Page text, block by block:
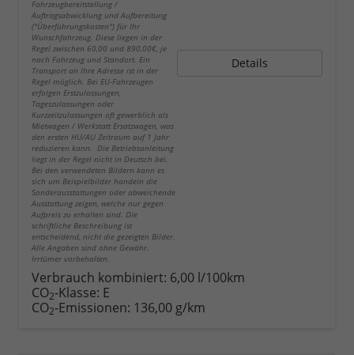
Fahrzeugbereitstellung /
Auftragsabwicklung und Aufbereitung
("Überführungskosten") für Ihr
Wunschfahrzeug. Diese liegen in der
Regel zwischen 60,00 und 890,00€, je
nach Fahrzeug und Standort. Ein
Transport an Ihre Adresse ist in der
Regel möglich. Bei EU-Fahrzeugen
erfolgen Erstzulassungen,
Tageszulassungen oder
Kurzzeitzulassungen oft gewerblich als
Mietwagen / Werkstatt Ersatzwagen, was
den ersten HU/AU Zeitraum auf 1 Jahr
reduzieren kann. Die Betriebsanleitung
liegt in der Regel nicht in Deutsch bei.
Bei den verwendeten Bildern kann es
sich um Beispielbilder handeln die
Sonderausstattungen oder abweichende
Ausstattung zeigen, welche nur gegen
Aufpreis zu erhalten sind. Die
schriftliche Beschreibung ist
entscheidend, nicht die gezeigten Bilder.
Alle Angaben sind ohne Gewähr.
Irrtümer vorbehalten.
Details
Verbrauch kombiniert: 6,00 l/100km
CO2-Klasse: E
CO2-Emissionen: 136,00 g/km